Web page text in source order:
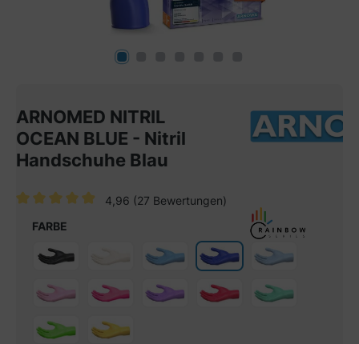
ARNOMED NITRIL
OCEAN BLUE - Nitril
Handschuhe Blau
Durchschnittliche Bewertung von 4.9 von 5 Sternen
4,96 (27 Bewertungen)
FARBE